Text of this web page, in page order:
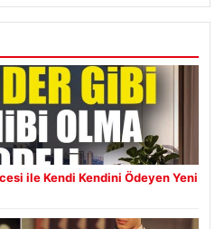
ile Kendi Kendini Ödeyen Yeni